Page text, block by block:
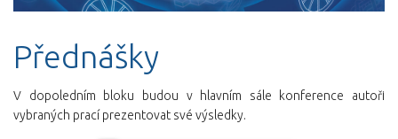
Přednášky
V dopoledním bloku budou v hlavním sále konference autoři
vybraných prací prezentovat své výsledky.